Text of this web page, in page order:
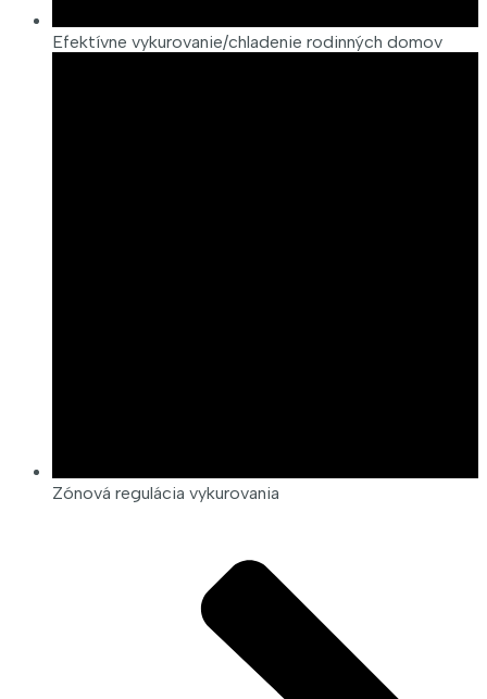
Efektívne vykurovanie/chladenie rodinných domov
Zónová regulácia vykurovania